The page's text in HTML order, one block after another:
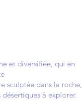
et diversifiée, qui en
sculptée dans la roche,
à explorer.